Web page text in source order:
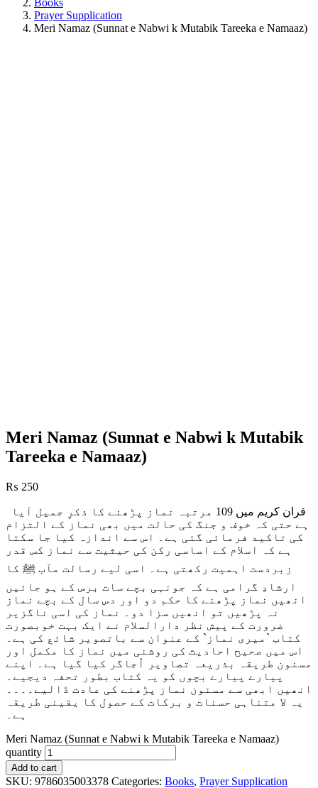
Books
Prayer Supplication
Meri Namaz (Sunnat e Nabwi k Mutabik Tareeka e Namaaz)
Meri Namaz (Sunnat e Nabwi k Mutabik
Tareeka e Namaaz)
₨ 250
ہے حتی کہ خوف و جنگ کی حالت میں بھی نماز کے التزام
کی تاکید فرمائی گئی ہے۔ اس سے اندازہ کیا جا سکتا
ہے کہ اسلام کے اساسی رکن کی حیثیت سے نماز کس قدر
زبردست اہمیت رکھتی ہے۔ اسی لیے رسالت مآب ﷺ کا
ارشادِ گرامی ہے کہ جونہی بچے سات برس کے ہو جائیں
انھیں نماز پڑھنے کا حکم دو اور دس سال کے ب چے نماز
نہ پڑھیں تو انھیں سزا دو۔ نماز کی اسی ناگزیر
ضرورت کے پیش نظر دارالسلام نے ایک بہت خوبصورت
کتاب `میری نماز` کے عنوان سے باتصویر شائع کی ہے۔
اس میں صحیح احادیث کی روشنی میں نماز کا مکمل اور
مسنون طریقہ بذریعہ تصاویر اُجاگر کیا گیا ہے۔ اپنے
پیارے پیارے بچوں کو یہ کتاب بطور تحفہ دیجیے۔
انھیں ابھی سے مسنون نماز پڑھنے کی عادت ڈالیے۔۔۔۔
یہ لا متناہی حسنات و برکات کے حصول کا یقینی طریقہ
ہے۔
Meri Namaz (Sunnat e Nabwi k Mutabik Tareeka e Namaaz)
quantity
Add to cart
SKU: 9786035003378 Categories: Books, Prayer Supplication